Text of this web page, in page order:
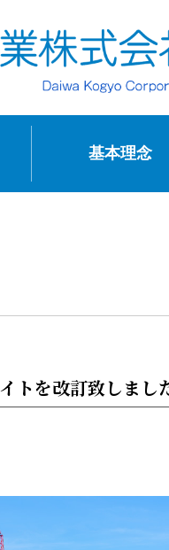
基本理念
トを改訂致しまし